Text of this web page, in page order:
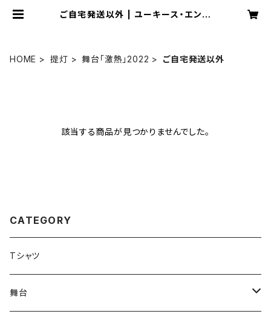
ご自宅発送以外 | ユーキース・エンタ
HOME 提灯 舞台「激熱」2022 ご自宅発送以外
該当する商品が見つかりませんでした。
CATEGORY
Tシャツ
舞台